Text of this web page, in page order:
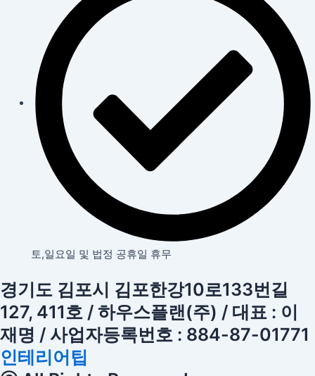
토,일요일 및 법정 공휴일 휴무
경기도 김포시 김포한강10로133번길
127, 411호 / 하우스플랜(주) / 대표 : 이
재명 / 사업자등록번호 : 884-87-01771
인테리어팁